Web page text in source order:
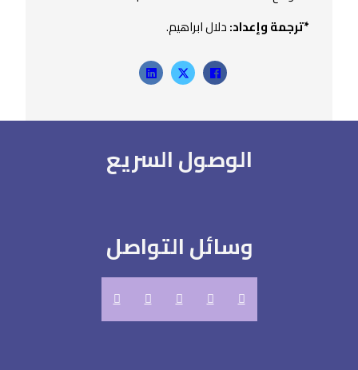
*ترجمة وإعداد:دلال ابراهيم.
الوصول السريع
وسائل التواصل